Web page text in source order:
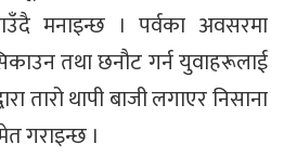
मनाइन्छ । पर्वका अवसरमा
तथा छनौट गर्न युवाहरूलाई
तारो थापी बाजी लगाएर निसाना
गराइन्छ ।